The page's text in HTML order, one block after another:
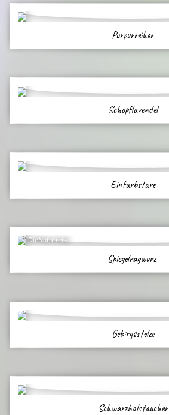
Purpurreiher
Schopflavendel
Einfarbstare
DieNaturreise
Spiegelragwurz
Gebirgsstelze
Schwarzhalstaucher